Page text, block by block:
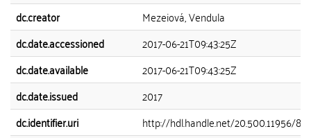
dc.creator
Mezeiová, Vendula
dc.date.accessioned
2017-06-21T09:43:25Z
dc.date.available
2017-06-21T09:43:25Z
dc.date.issued
2017
dc.identifier.uri
http://hdl.handle.net/20.500.11956/